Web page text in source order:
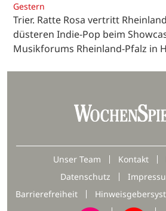
Gestern
Trier. Ratte Rosa vertritt
düsteren Indie-Pop beim
Musikforums Rheinland-Pfalz in
Unser Team Kontakt
Datenschutz
Barrierefreiheit